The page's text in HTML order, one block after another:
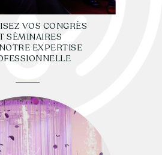
VOS CONGRÈS
SÉMINAIRES
EXPERTISE